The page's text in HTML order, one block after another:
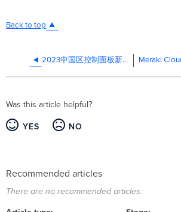
Back to top
2023中国区控制面板新增IP地址段常见问题解答
Was this article helpful?
YES NO
Recommended articles
There are no recommended articles.